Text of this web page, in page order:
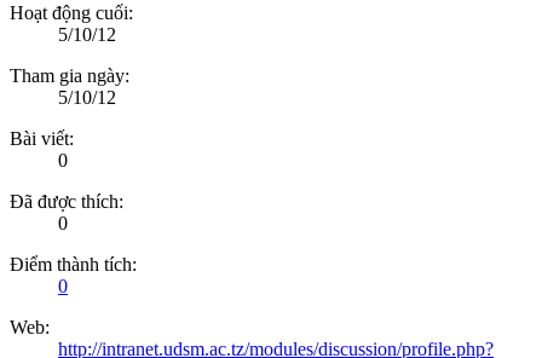
Hoạt động cuối:
5/10/12
Tham gia ngày:
5/10/12
Bài viết:
0
Đã được thích:
0
Điểm thành tích:
0
Web:
http://intranet.udsm.ac.tz/modules/discussion/profile.php?